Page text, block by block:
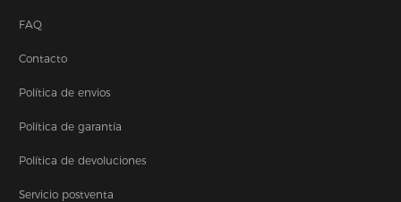
FAQ
Contacto
Política de envios
Política de garantía
Política de devoluciones
Servicio postventa